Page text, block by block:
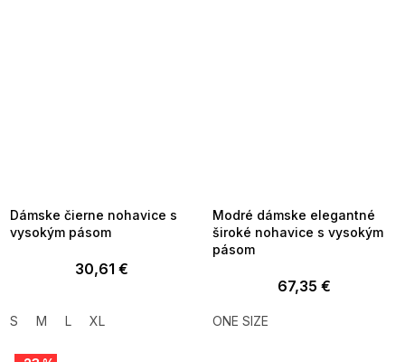
Dámske čierne nohavice s
vysokým pásom
30,61 €
S M L XL
Modré dámske elegantné
široké nohavice s vysokým
pásom
67,35 €
ONE SIZE